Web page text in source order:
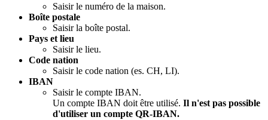
Saisir le numéro de la maison.
Boîte postale
Saisir la boîte postal.
Pays et lieu
Saisir le lieu.
Code nation
Saisir le code nation (es. CH, LI).
IBAN
Saisir le compte IBAN.
Un compte IBAN doit être utilisé. Il n'est pas possible
d'utiliser un compte QR-IBAN.